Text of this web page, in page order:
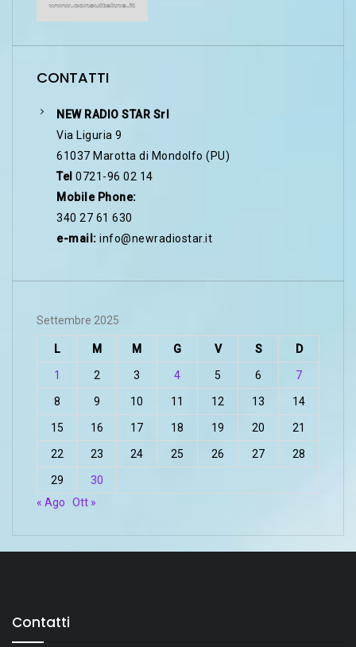
CONTATTI
NEW RADIO STAR Srl
Via Liguria 9
61037 Marotta di Mondolfo (PU)
Tel 0721-96 02 14
Mobile Phone:
340 27 61 630
e-mail: info@newradiostar.it
Settembre 2025
L M M G V S D
1 2 3 4 5 6 7
8 9 10 11 12 13 14
15 16 17 18 19 20 21
22 23 24 25 26 27 28
29
30
« Ago
Ott »
Contatti